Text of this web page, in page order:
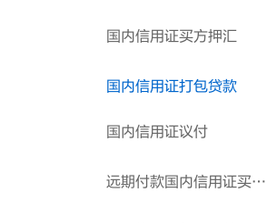
国内信用证买方押汇
国内信用证打包贷款
国内信用证议付
远期付款国内信用证买方付息（费）方案